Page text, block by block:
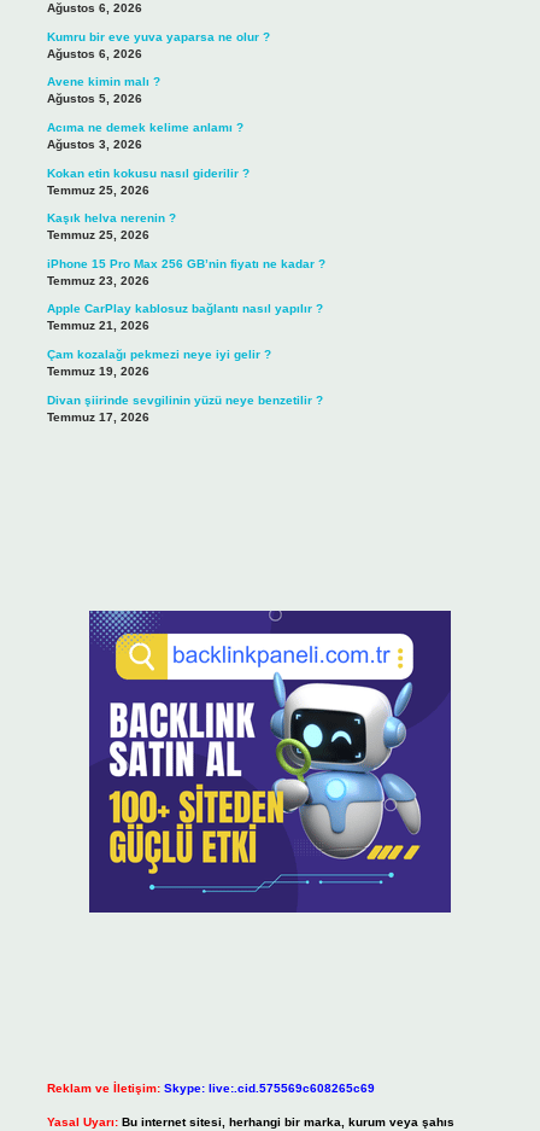
Ağustos 6, 2026
Kumru bir eve yuva yaparsa ne olur ?
Ağustos 6, 2026
Avene kimin malı ?
Ağustos 5, 2026
Acıma ne demek kelime anlamı ?
Ağustos 3, 2026
Kokan etin kokusu nasıl giderilir ?
Temmuz 25, 2026
Kaşık helva nerenin ?
Temmuz 25, 2026
iPhone 15 Pro Max 256 GB’nin fiyatı ne kadar ?
Temmuz 23, 2026
Apple CarPlay kablosuz bağlantı nasıl yapılır ?
Temmuz 21, 2026
Çam kozalağı pekmezi neye iyi gelir ?
Temmuz 19, 2026
Divan şiirinde sevgilinin yüzü neye benzetilir ?
Temmuz 17, 2026
Reklam ve İletişim: Skype: live:.cid.575569c608265c69
Yasal Uyarı: Bu internet sitesi, herhangi bir marka, kurum veya şahıs